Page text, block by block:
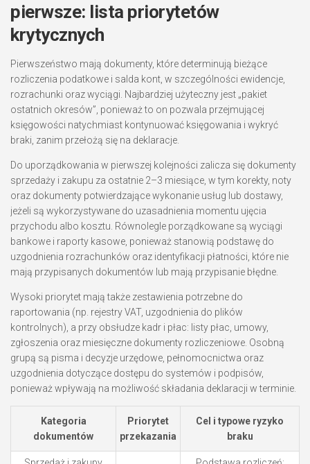
pierwsze: lista priorytetów
krytycznych
Pierwszeństwo mają dokumenty, które determinują bieżące
rozliczenia podatkowe i salda kont, w szczególności ewidencje,
rozrachunki oraz wyciągi. Najbardziej użyteczny jest „pakiet
ostatnich okresów”, ponieważ to on pozwala przejmującej
księgowości natychmiast kontynuować księgowania i wykryć
braki, zanim przełożą się na deklaracje.
Do uporządkowania w pierwszej kolejności zalicza się dokumenty
sprzedaży i zakupu za ostatnie 2–3 miesiące, w tym korekty, noty
oraz dokumenty potwierdzające wykonanie usług lub dostawy,
jeżeli są wykorzystywane do uzasadnienia momentu ujęcia
przychodu albo kosztu. Równolegle porządkowane są wyciągi
bankowe i raporty kasowe, ponieważ stanowią podstawę do
uzgodnienia rozrachunków oraz identyfikacji płatności, które nie
mają przypisanych dokumentów lub mają przypisanie błędne.
Wysoki priorytet mają także zestawienia potrzebne do
raportowania (np. rejestry VAT, uzgodnienia do plików
kontrolnych), a przy obsłudze kadr i płac: listy płac, umowy,
zgłoszenia oraz miesięczne dokumenty rozliczeniowe. Osobną
grupą są pisma i decyzje urzędowe, pełnomocnictwa oraz
uzgodnienia dotyczące dostępu do systemów i podpisów,
ponieważ wpływają na możliwość składania deklaracji w terminie.
Kategoria
dokumentów
Priorytet
przekazania
Cel i typowe ryzyko
braku